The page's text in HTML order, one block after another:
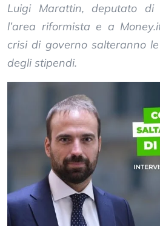
Luigi Marattin, deputato
l’area riformista e a
crisi di governo salteranno
degli stipendi.